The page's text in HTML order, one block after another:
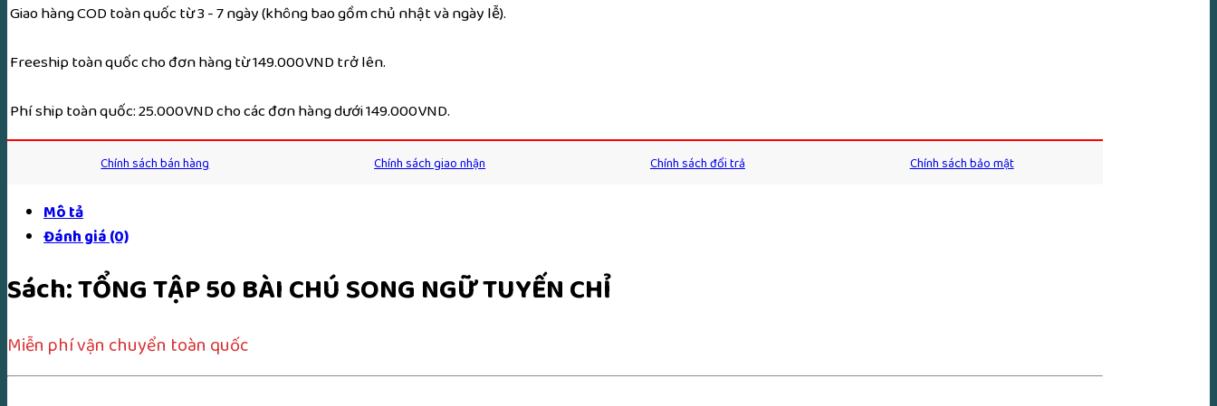
Chỉ
lượng
Giao hàng COD toàn quốc từ 3 - 7 ngày (không bao gồm chủ nhật và ngày lễ).
Freeship toàn quốc cho đơn hàng từ 149.000VND trở lên.
Phí ship toàn quốc: 25.000VND cho các đơn hàng dưới 149.000VND.
Chính sách bán hàng Chính sách giao nhận Chính sách đổi trả Chính sách bảo mật
Mô tả
Đánh giá (0)
Sách: TỔNG TẬP 50 BÀI CHÚ SONG NGỮ TUYẾN CHỈ
Miễn phí vận chuyển toàn quốc